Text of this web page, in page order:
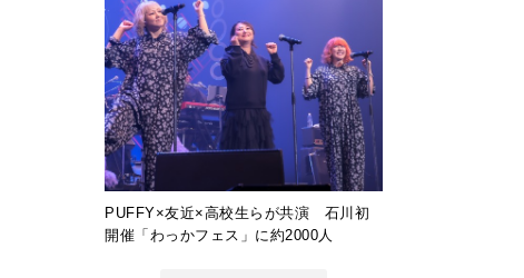
PUFFY×友近×高校生らが共演 石川初
開催「わっかフェス」に約2000人